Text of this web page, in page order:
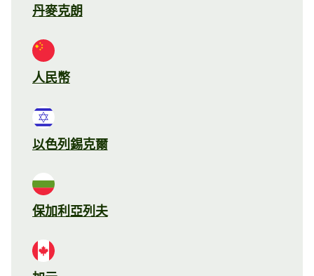
丹麥克朗
人民幣
以色列錫克爾
保加利亞列夫